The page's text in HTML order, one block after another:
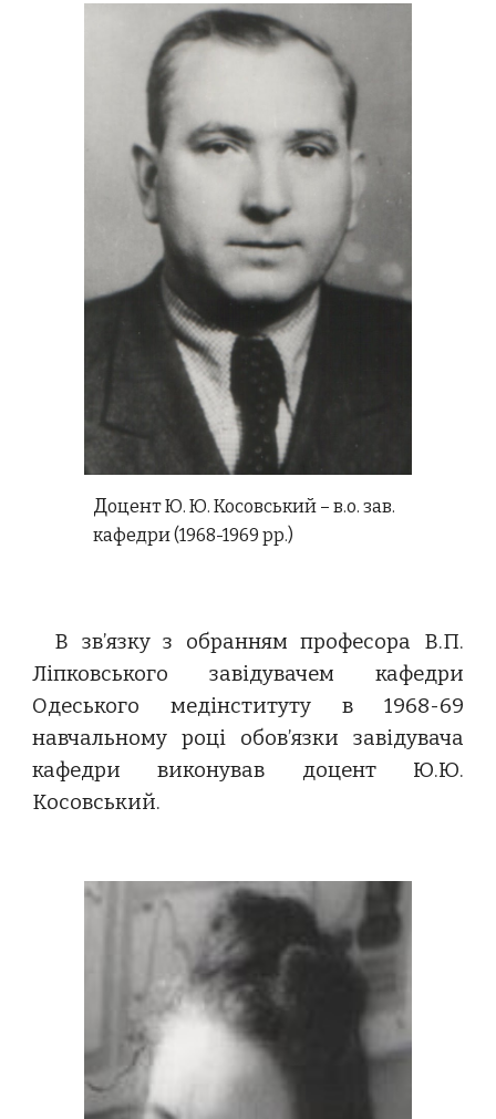
Доцент Ю. Ю. Косовський – в.о. зав.
кафедри (1968-1969 рр.)
В зв’язку з обранням професора В.П.
Ліпковського завідувачем кафедри
Одеського медінституту в 1968-69
навчальному році обов’язки завідувача
кафедри виконував доцент Ю.Ю.
Косовський.